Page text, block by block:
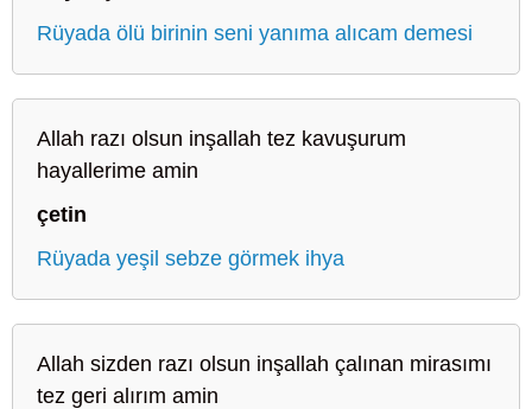
Rüyada ölü birinin seni yanıma alıcam demesi
Allah razı olsun inşallah tez kavuşurum
hayallerime amin
çetin
Rüyada yeşil sebze görmek ihya
Allah sizden razı olsun inşallah çalınan mirasımı
tez geri alırım amin